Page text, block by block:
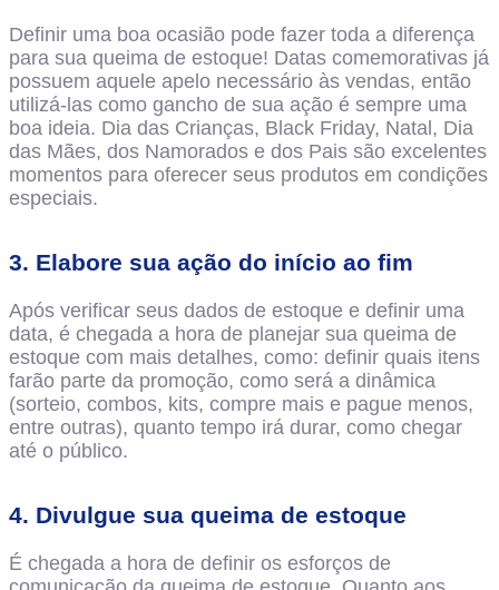
Definir uma boa ocasião pode fazer toda a diferença
para sua queima de estoque! Datas comemorativas já
possuem aquele apelo necessário às vendas, então
utilizá-las como gancho de sua ação é sempre uma
boa ideia. Dia das Crianças, Black Friday, Natal, Dia
das Mães, dos Namorados e dos Pais são excelentes
momentos para oferecer seus produtos em condições
especiais.
3. Elabore sua ação do início ao fim
Após verificar seus dados de estoque e definir uma
data, é chegada a hora de planejar sua queima de
estoque com mais detalhes, como: definir quais itens
farão parte da promoção, como será a dinâmica
(sorteio, combos, kits, compre mais e pague menos,
entre outras), quanto tempo irá durar, como chegar
até o público.
4. Divulgue sua queima de estoque
É chegada a hora de definir os esforços de